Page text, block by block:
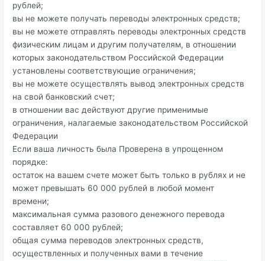
рублей;
вы не можете получать переводы электронных средств;
вы не можете отправлять переводы электронных средств
физическим лицам и другим получателям, в отношении
которых законодательством Российской Федерации
установлены соответствующие ограничения;
вы не можете осуществлять вывод электронных средств
на свой банковский счет;
в отношении вас действуют другие применимые
ограничения, налагаемые законодательством Российской
Федерации
Если ваша личность была Проверена в упрощенном
порядке:
остаток на вашем счете может быть только в рублях и не
может превышать 60 000 рублей в любой момент
времени;
максимальная сумма разового денежного перевода
составляет 60 000 рублей;
общая сумма переводов электронных средств,
осуществленных и полученных вами в течение